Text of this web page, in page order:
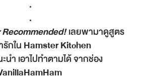
.
.
เลยพามาดูสูตร
กใน Hamster Kitchen
นำ เอาไปทำตามได้ จากช่อง